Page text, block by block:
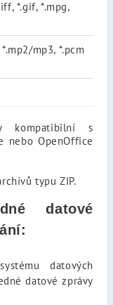
*.gif, *.mpg,
mp3, *.pcm
kompatibilní s
nebo OpenOffice
typu ZIP.
datové
datových
datové zprávy